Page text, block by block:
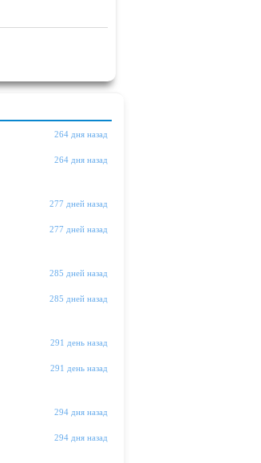
264 дня назад
264 дня назад
277 дней назад
277 дней назад
285 дней назад
285 дней назад
291 день назад
291 день назад
294 дня назад
294 дня назад